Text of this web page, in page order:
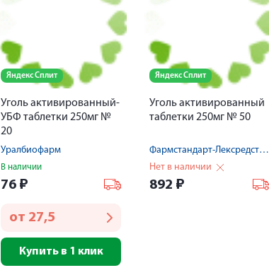
Яндекс Сплит
Уголь активированный-
УБФ таблетки 250мг №
20
Уралбиофарм
В наличии
76 ₽
от 27,5
Купить в 1 клик
Яндекс Сплит
Уголь активированный
таблетки 250мг № 50
Фармстандарт-Лексредства ОАО
Нет в наличии
892 ₽